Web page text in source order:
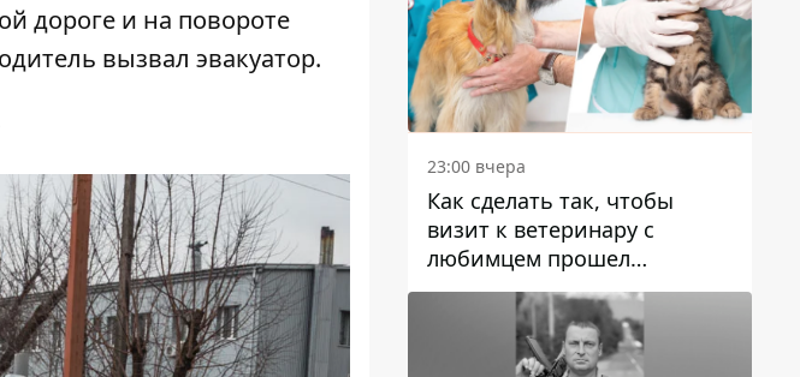
дороге и на повороте
вызвал эвакуатор.
23:00 вчера
Как сделать так, чтобы
визит к ветеринару с
любимцем прошел
спокойно: простые советы